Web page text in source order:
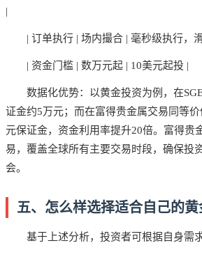
|
| 订单执行 | 场内撮合 | 毫秒级执行，
| 资金门槛 | 数万元起 | 10美元起投 |
数据化优势：以黄金投资为例，在
证金约5万元；而在富得贵金属交易同等
元保证金，资金利用率提升20倍。富得贵
易，覆盖全球所有主要交易时段，确保投
会。
五、怎么样选择适合自己的
基于上述分析，投资者可根据自身需